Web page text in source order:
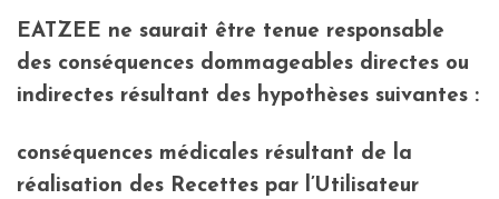
EATZEE ne saurait être tenue responsable
des conséquences dommageables directes ou
indirectes résultant des hypothèses suivantes :
conséquences médicales résultant de la
réalisation des Recettes par l’Utilisateur